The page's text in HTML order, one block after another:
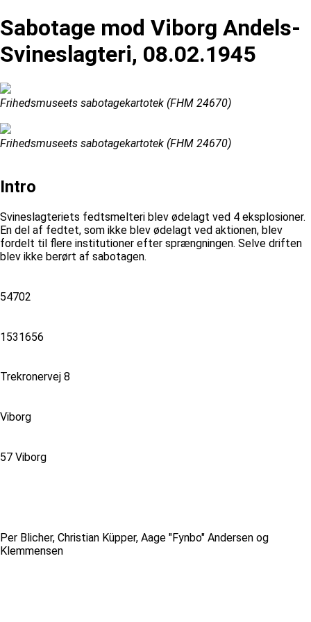
Sabotage mod Viborg Andels-
Svineslagteri, 08.02.1945
Frihedsmuseets sabotagekartotek (FHM 24670)
Frihedsmuseets sabotagekartotek (FHM 24670)
Intro
Svineslagteriets fedtsmelteri blev ødelagt ved 4 eksplosioner.
En del af fedtet, som ikke blev ødelagt ved aktionen, blev
fordelt til flere institutioner efter sprængningen. Selve driften
blev ikke berørt af sabotagen.
54702
1531656
Trekronervej 8
Viborg
57 Viborg
Per Blicher, Christian Küpper, Aage "Fynbo" Andersen og
Klemmensen